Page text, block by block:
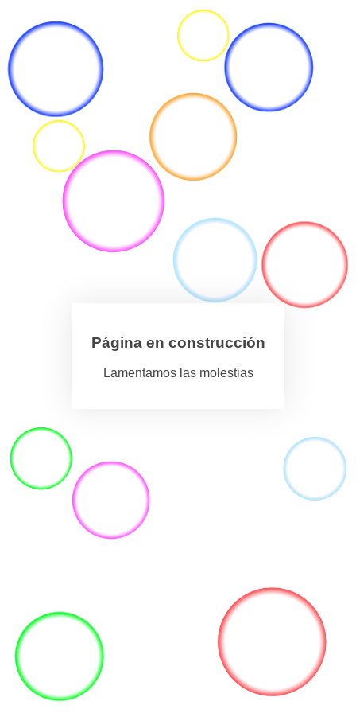
Página en construcción
Lamentamos las molestias